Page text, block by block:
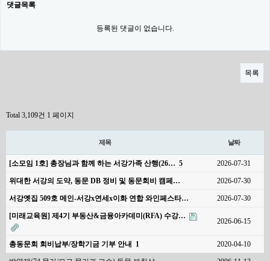
댓글목록
등록된 댓글이 없습니다.
목록
Total 3,109건 1 페이지
제목 날짜
[소모임 1호] 총장님과 함께 하는 서강가족 산행(26… 5 2026-07-31
위대한 서강의 도약, 동문 DB 정비 및 동문회비 캠페… 2026-07-30
서강옛집 509호 메인-서강x연세x이화 연합 와인페스타… 2026-07-30
[미래교육원] 제4기 부동산&금융아카데미(RFA) 수강…
2026-06-15
총동문회 회비납부/장학기금 기부 안내 1 2020-04-10